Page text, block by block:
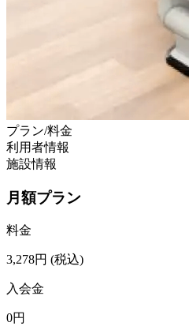
プラン/料金
利用者情報
施設情報
月額プラン
料金
3,278円 (税込)
入会金
0円